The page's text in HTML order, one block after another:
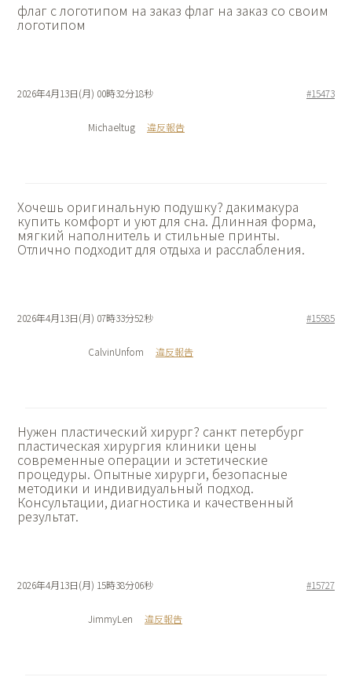
флаг с логотипом на заказ флаг на заказ со своим
логотипом
2026年4月13日(月) 00時32分18秒 #15473
Michaeltug 違反報告
Хочешь оригинальную подушку? дакимакура
купить комфорт и уют для сна. Длинная форма,
мягкий наполнитель и стильные принты.
Отлично подходит для отдыха и расслабления.
2026年4月13日(月) 07時33分52秒 #15585
CalvinUnfom 違反報告
Нужен пластический хирург? санкт петербург
пластическая хирургия клиники цены
современные операции и эстетические
процедуры. Опытные хирурги, безопасные
методики и индивидуальный подход.
Консультации, диагностика и качественный
результат.
2026年4月13日(月) 15時38分06秒 #15727
JimmyLen 違反報告